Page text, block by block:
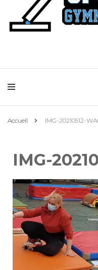
Accueil IMG-20210512-
IMG-